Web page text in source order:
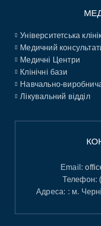
Університетська
Медичний
Медичні Центри
Клінічні бази
Навчально-
Лікувальний відділ
Email:
Телефон:
Адреса: : м.